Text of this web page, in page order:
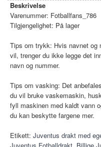
Beskrivelse
Varenummer: Fotballfans_786
Tilgjengelighet: På lager
Tips om trykk: Hvis navnet og
vil, trenger du ikke legge det
navn og nummer.
Tips om vasking: Det
du vil bruke vaskemaskin,
fyll maskinen med kaldt vann
du kan beskytte fargene mer.
Etikett: Juventus drakt med